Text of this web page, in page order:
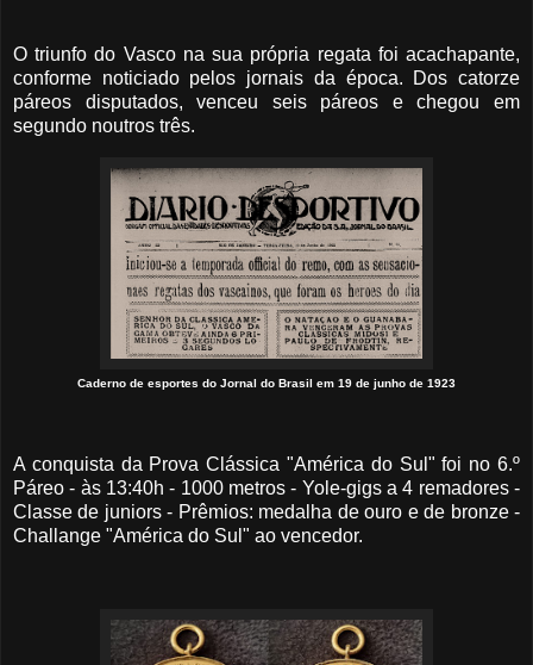
O triunfo do Vasco na sua própria regata foi acachapante,
conforme noticiado pelos jornais da época. Dos catorze
páreos disputados, venceu seis páreos e chegou em
segundo noutros três.
Caderno de esportes do Jornal do Brasil em 19 de junho de 1923
A conquista da Prova Clássica "América do Sul" foi no 6.º
Páreo - às 13:40h - 1000 metros - Yole-gigs a 4 remadores -
Classe de juniors - Prêmios: medalha de ouro e de bronze -
Challange "América do Sul" ao vencedor.